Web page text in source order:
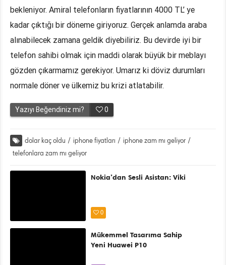
bekleniyor. Amiral telefonların fiyatlarının 4000 TL’ ye
kadar çıktığı bir döneme giriyoruz. Gerçek anlamda araba
alınabilecek zamana geldik diyebiliriz. Bu devirde iyi bir
telefon sahibi olmak için maddi olarak büyük bir meblayı
gözden çıkarmamız gerekiyor. Umarız ki döviz durumları
normale döner ve ülkemiz bu krizi atlatabilir.
Yazıyı Beğendiniz mi? 0
dolar kaç oldu / iphone fiyatları / iphone zam mı geliyor /
telefonlara zam mı geliyor
Nokia’dan Sesli Asistan: Viki
0
Mükemmel Tasarıma Sahip
Yeni Huawei P10